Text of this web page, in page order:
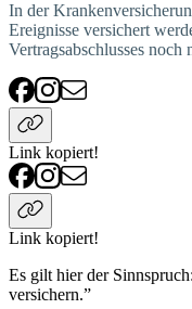
In der
Ereignisse versichert
Vertragsabschlusses noch
Link kopiert!
Link kopiert!
Es gilt hier der
versichern.”